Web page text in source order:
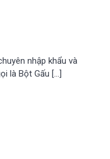
nhập khẩu và
là Bột Gấu […]